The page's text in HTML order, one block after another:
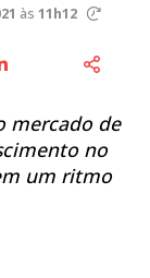
às 11h12
mercado de
no
um ritmo